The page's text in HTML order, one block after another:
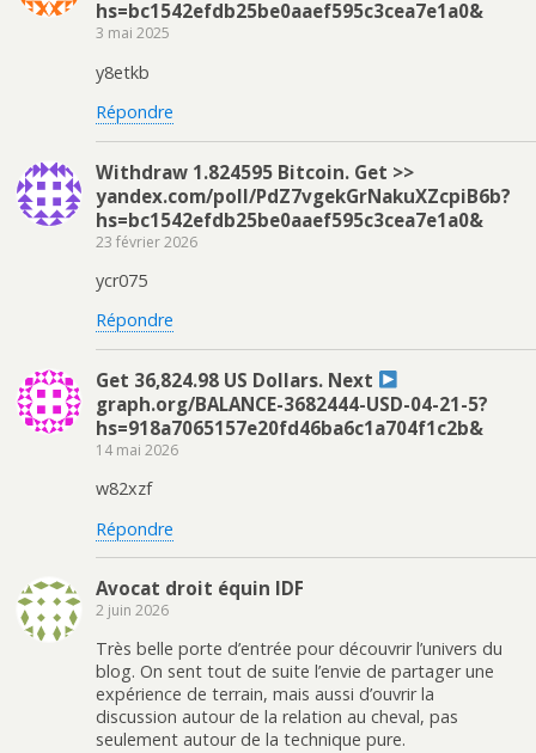
hs=bc1542efdb25be0aaef595c3cea7e1a0&
3 mai 2025
y8etkb
Répondre
Withdraw 1.824595 Bitcoin. Get >>
yandex.com/poll/PdZ7vgekGrNakuXZcpiB6b?
hs=bc1542efdb25be0aaef595c3cea7e1a0&
23 février 2026
ycr075
Répondre
Get 36,824.98 US Dollars. Next
graph.org/BALANCE-3682444-USD-04-21-5?
hs=918a7065157e20fd46ba6c1a704f1c2b&
14 mai 2026
w82xzf
Répondre
Avocat droit équin IDF
2 juin 2026
Très belle porte d’entrée pour découvrir l’univers du
blog. On sent tout de suite l’envie de partager une
expérience de terrain, mais aussi d’ouvrir la
discussion autour de la relation au cheval, pas
seulement autour de la technique pure.